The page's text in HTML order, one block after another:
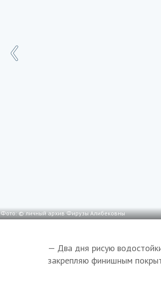
Фото: © личный архив Фирузы Алибековны
— Два дня рисую
закрепляю финишным